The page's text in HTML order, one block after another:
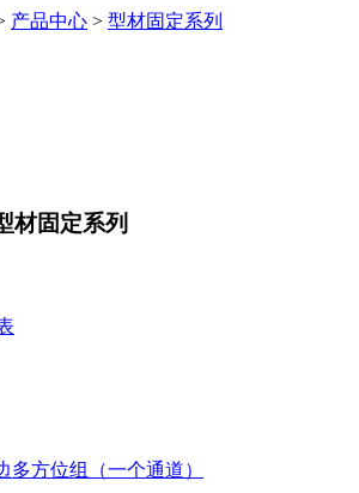
产品中心 > 型材固定系列
材固定系列
多方位组（一个通道）